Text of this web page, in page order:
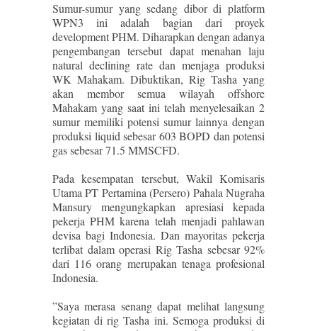
Sumur-sumur yang sedang dibor di platform
WPN3 ini adalah bagian dari proyek
development PHM. Diharapkan dengan adanya
pengembangan tersebut dapat menahan laju
natural declining rate dan menjaga produksi
WK Mahakam. Dibuktikan, Rig Tasha yang
akan membor semua wilayah offshore
Mahakam yang saat ini telah menyelesaikan 2
sumur memiliki potensi sumur lainnya dengan
produksi liquid sebesar 603 BOPD dan potensi
gas sebesar 71.5 MMSCFD.
Pada kesempatan tersebut, Wakil Komisaris
Utama PT Pertamina (Persero) Pahala Nugraha
Mansury mengungkapkan apresiasi kepada
pekerja PHM karena telah menjadi pahlawan
devisa bagi Indonesia. Dan mayoritas pekerja
terlibat dalam operasi Rig Tasha sebesar 92%
dari 116 orang merupakan tenaga profesional
Indonesia.
”Saya merasa senang dapat melihat langsung
kegiatan di rig Tasha ini. Semoga produksi di